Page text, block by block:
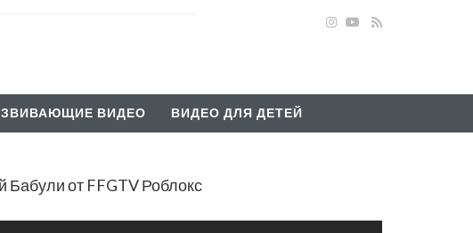
ВИДЕО ВИДЕО ДЛЯ ДЕТЕЙ
от FFGTV Роблокс